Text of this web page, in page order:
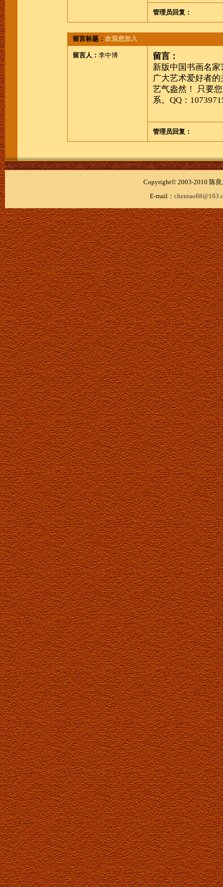
管理员回复：
留言标题： 欢迎您加入
留言人： 李中博
留言：
新版中国书画名
广大艺术爱好者
艺气盎然！
只要
系。QQ：
管理员回复：
Copyright© 2003-2010 陈
E-mail：